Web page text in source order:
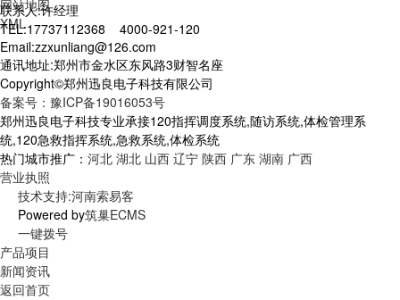
网站地图
XML
联系人:许经理
TEL:17737112368 4000-921-120
Email:zzxunliang@126.com
通讯地址:郑州市金水区东风路3财智名座
Copyright©郑州迅良电子科技有限公司
备案号：豫ICP备19016053号
郑州迅良电子科技专业承接120指挥调度系统,随访系统,体检管理系
统,120急救指挥系统,急救系统,体检系统
热门城市推广： 河北 湖北 山西 辽宁 陕西 广东 湖南 广西
营业执照
技术支持:河南索易客
Powered by筑巢ECMS
一键拨号
产品项目
新闻资讯
返回首页